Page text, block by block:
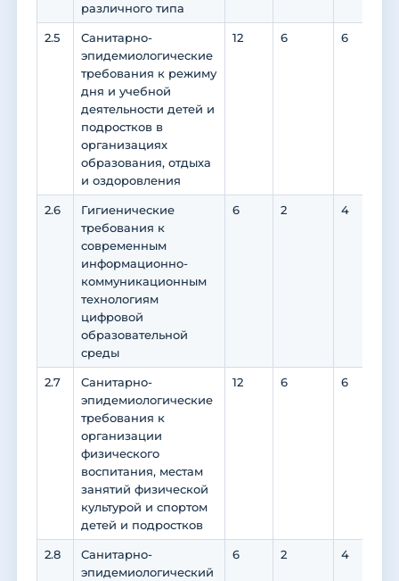
различного типа
2.5
Санитарно-
эпидемиологические
требования к режиму
дня и учебной
деятельности детей и
подростков в
организациях
образования, отдыха
и оздоровления
12 6 6
2.6
Гигиенические
требования к
современным
информационно-
коммуникационным
технологиям
цифровой
образовательной
среды
6 2 4
2.7
Санитарно-
эпидемиологические
требования к
организации
физического
воспитания, местам
занятий физической
культурой и спортом
детей и подростков
12 6 6
2.8
Санитарно-
эпидемиологический
6 2 4